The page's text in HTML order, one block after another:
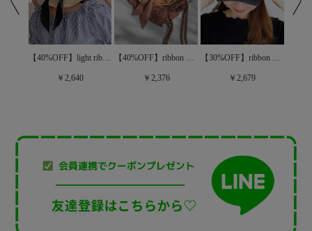
【40%OFF】light ribbon hat ～ﾗｲﾄﾘﾎﾞﾝﾊｯﾄ
￥2,640
【40%OFF】ribbon hat ～リボンハット
￥2,376
【30%OFF】ribbon embroidery cap～ﾘﾎﾞﾝｴﾝﾌﾞﾛｲﾀﾞﾘｰｷｬｯﾌﾟ
￥2,679